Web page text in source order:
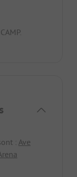
: Ave